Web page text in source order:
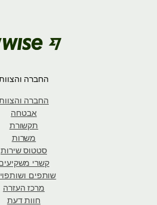
החברה והצוות
החברה והצוות
אבטחה
תקשורת
משרות
סטטוס שירות
קשרי משקיעים
שותפים ושותפויות
מרכז העזרה
חוות דעת